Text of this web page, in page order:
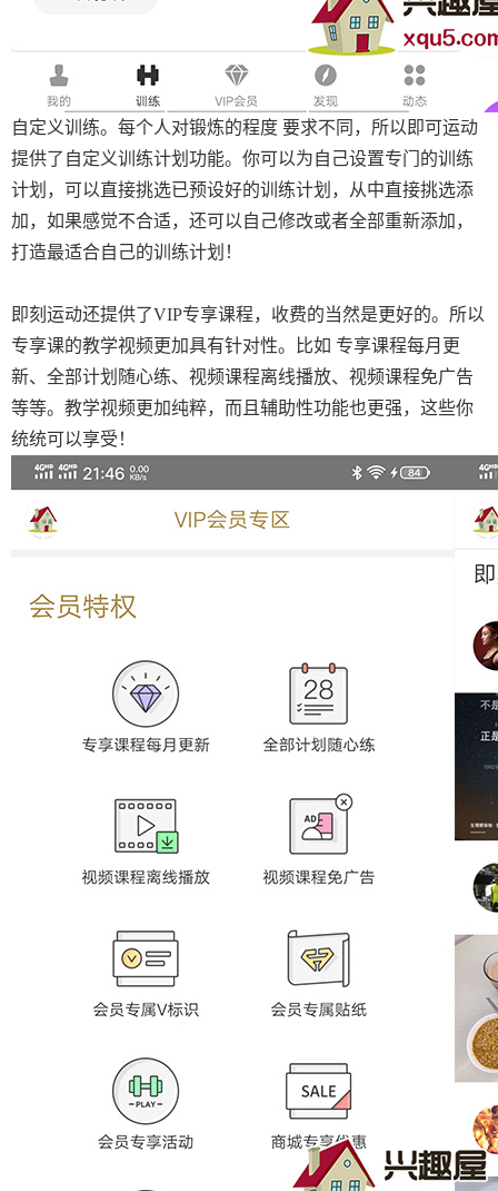
自定义训练。每个人对锻炼的程度 要求不同，所以即可运动
提供了自定义训练计划功能。你可以为自己设置专门的训练
计划，可以直接挑选已预设好的训练计划，从中直接挑选添
加，如果感觉不合适，还可以自己修改或者全部重新添加，
打造最适合自己的训练计划！
即刻运动还提供了VIP专享课程，收费的当然是更好的。所以
专享课的教学视频更加具有针对性。比如 专享课程每月更
新、全部计划随心练、视频课程离线播放、视频课程免广告
等等。教学视频更加纯粹，而且辅助性功能也更强，这些你
统统可以享受！